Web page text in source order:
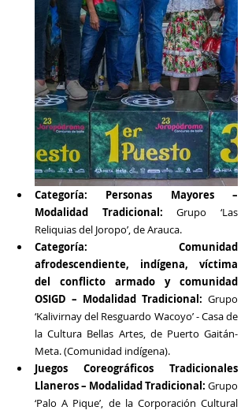
Categoría: Personas Mayores –
Modalidad Tradicional: Grupo ‘Las
Reliquias del Joropo’, de Arauca.
Categoría: Comunidad
afrodescendiente, indígena, víctima
del conflicto armado y comunidad
OSIGD – Modalidad Tradicional: Grupo
‘Kalivirnay del Resguardo Wacoyo’ - Casa de
la Cultura Bellas Artes, de Puerto Gaitán-
Meta. (Comunidad indígena).
Juegos Coreográficos Tradicionales
Llaneros – Modalidad Tradicional: Grupo
‘Palo A Pique’, de la Corporación Cultural